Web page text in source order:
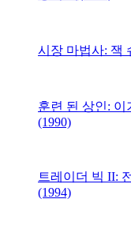
시장 마법사: 잭
훈련 된 상인:
(1990)
트레이더 빅 II:
(1994)